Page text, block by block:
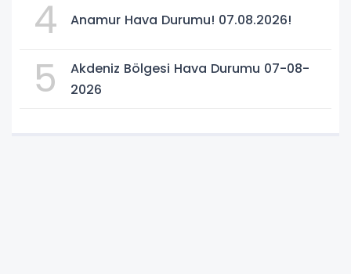
4 Anamur Hava Durumu! 07.08.2026!
5
Akdeniz Bölgesi Hava Durumu 07-08-
2026